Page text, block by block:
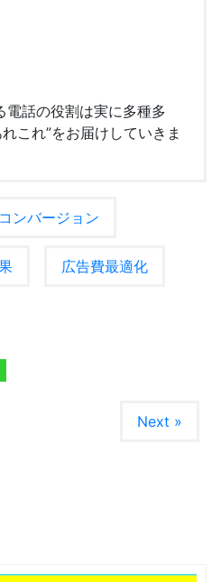
電話の役割は実に多種多
これ”をお届けしていきま
コンバージョン
広告費最適化
Next »